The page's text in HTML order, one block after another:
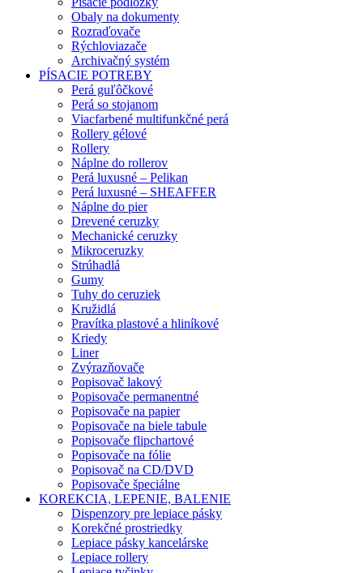
Obaly na dokumenty
Rozraďovače
Rýchloviazače
Archivačný systém
PÍSACIE POTREBY
Perá guľôčkové
Perá so stojanom
Viacfarbené multifunkčné perá
Rollery gélové
Rollery
Náplne do rollerov
Perá luxusné – Pelikan
Perá luxusné – SHEAFFER
Náplne do pier
Drevené ceruzky
Mechanické ceruzky
Mikroceruzky
Strúhadlá
Gumy
Tuhy do ceruziek
Kružidlá
Pravítka plastové a hliníkové
Kriedy
Liner
Zvýrazňovače
Popisovač lakový
Popisovače permanentné
Popisovače na papier
Popisovače na biele tabule
Popisovače flipchartové
Popisovače na fólie
Popisovač na CD/DVD
Popisovače špeciálne
KOREKCIA, LEPENIE, BALENIE
Dispenzory pre lepiace pásky
Korekčné prostriedky
Lepiace pásky kancelárske
Lepiace rollery